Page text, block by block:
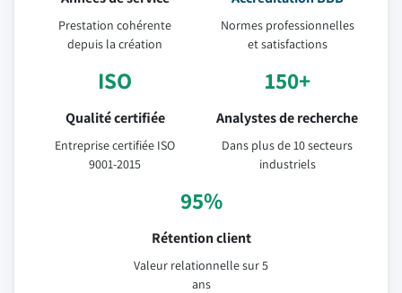
Prestation cohérente
depuis la création
Normes professionnelles
et satisfactions
ISO
Qualité certifiée
Entreprise certifiée ISO
9001-2015
150+
Analystes de recherche
Dans plus de 10 secteurs
industriels
95%
Rétention client
Valeur relationnelle sur 5
ans